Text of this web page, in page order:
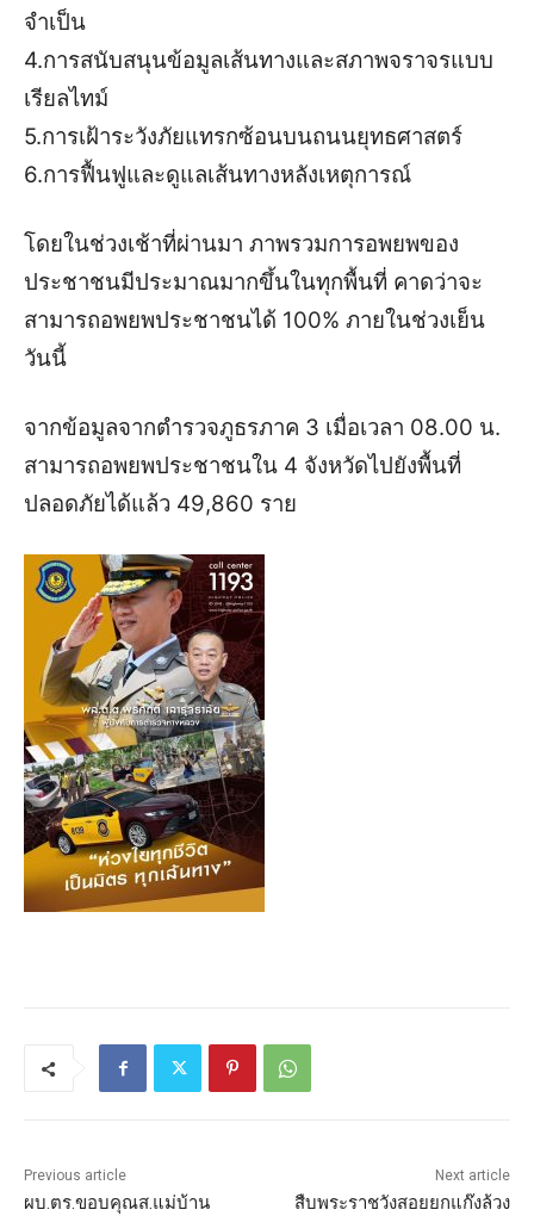
จำเป็น
4.การสนับสนุนข้อมูลเส้นทางและสภาพจราจรแบบ
เรียลไทม์
5.การเฝ้าระวังภัยแทรกซ้อนบนถนนยุทธศาสตร์
6.การฟื้นฟูและดูแลเส้นทางหลังเหตุการณ์
โดยในช่วงเช้าที่ผ่านมา ภาพรวมการอพยพของ
ประชาชนมีประมาณมากขึ้นในทุกพื้นที่ คาดว่าจะ
สามารถอพยพประชาชนได้ 100% ภายในช่วงเย็น
วันนี้
จากข้อมูลจากตำรวจภูธรภาค 3 เมื่อเวลา 08.00 น.
สามารถอพยพประชาชนใน 4 จังหวัดไปยังพื้นที่
ปลอดภัยได้แล้ว 49,860 ราย
Previous article
ผบ.ตร.ขอบคุณส.แม่บ้าน
Next article
สืบพระราชวังสอยยกแก๊งล้วง